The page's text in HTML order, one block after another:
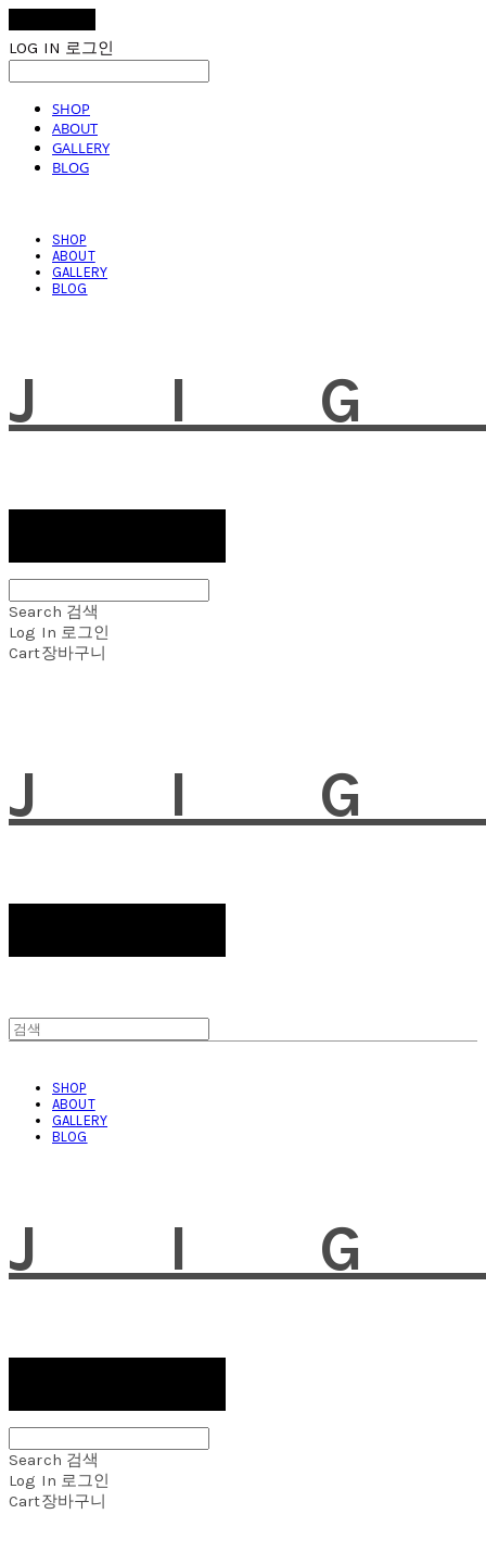
LOG IN 로그인
SHOP
ABOUT
GALLERY
BLOG
SHOP
ABOUT
GALLERY
BLOG
Search 검색
Log In 로그인
Cart장바구니
SHOP
ABOUT
GALLERY
BLOG
Search 검색
Log In 로그인
Cart장바구니